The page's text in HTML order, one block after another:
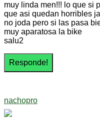
muy linda men!!! lo que si
que asi quedan horribles
no joda pero si las pasa
muy aparatosa la bike
salu2
nachopro